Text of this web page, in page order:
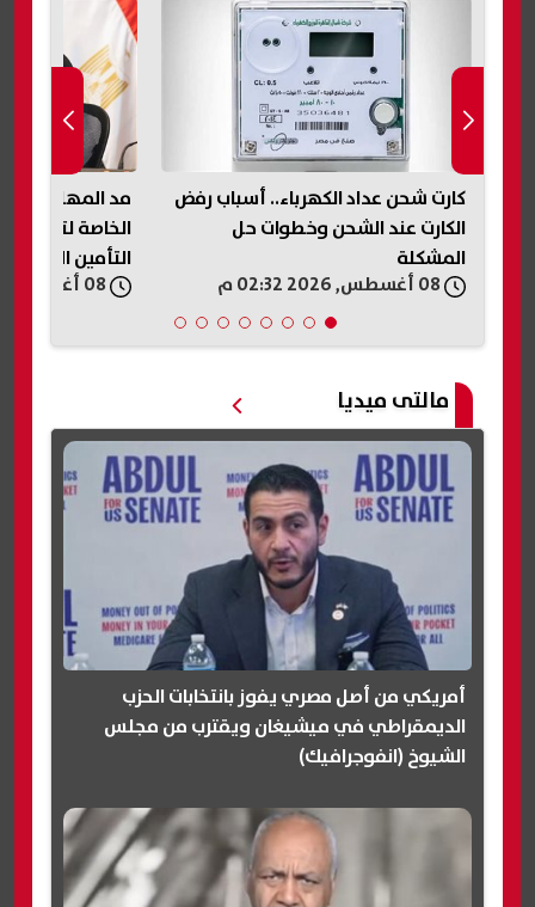
مد المهلة أمام صناديق التأمين
الخاصة لتوفيق أوضاعها مع قانون
التأمين الموحد
الاتحاد
تستضيف أمم
مالتى ميديا
أمريكي من أصل مصري يفوز بانتخابات الحزب
الديمقراطي في ميشيغان ويقترب من مجلس
الشيوخ (انفوجرافيك)